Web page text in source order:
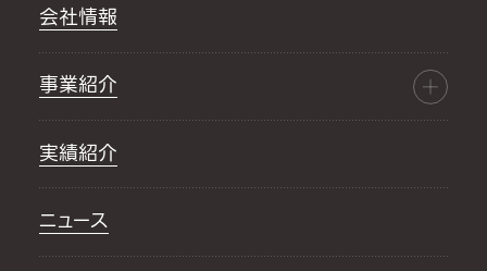
会社情報
事業紹介
実績紹介
ニュース